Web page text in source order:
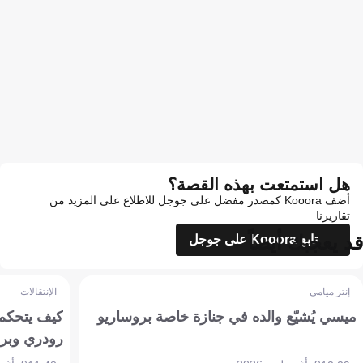
هل استمتعت بهذه القصة؟
أضف Kooora كمصدر مفضل على جوجل للاطلاع على المزيد من
تقاريرنا
تابع Kooora على جوجل
قد يعجبك أيضاً
إنتر ميامي
ميسي يُشيّع والده في جنازة خاصة بروساريو
الإنتقالات
كيف
رودري